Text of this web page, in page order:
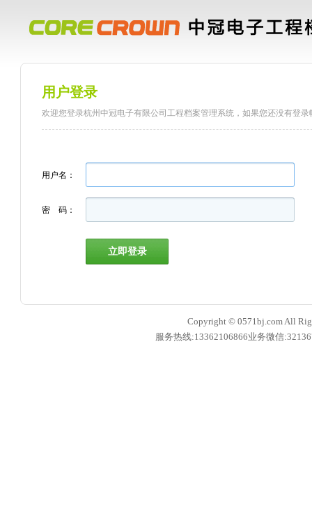
用户登录
欢迎您登录杭州中冠电子有限公司工程档案管理系统，如果您还没有登
用户名：
密 码：
Copyright © 0571bj.com All
服务热线:13362106866业务微信